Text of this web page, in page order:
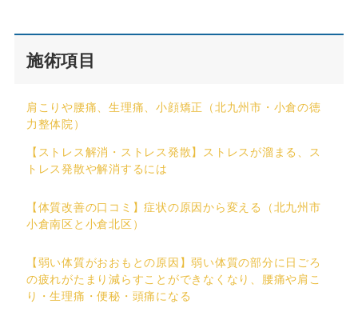
施術項目
肩こりや腰痛、生理痛、小顔矯正（北九州市・小倉の徳
力整体院）
【ストレス解消・ストレス発散】ストレスが溜まる、ス
トレス発散や解消するには
【体質改善の口コミ】症状の原因から変える（北九州市
小倉南区と小倉北区）
【弱い体質がおおもとの原因】弱い体質の部分に日ごろ
の疲れがたまり減らすことができなくなり、腰痛や肩こ
り・生理痛・便秘・頭痛になる